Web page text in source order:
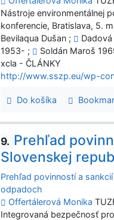
Nástroje environmentálnej
konferencie, Bratislava, 5.
Bevilaqua Dušan ;
Dadová
1953- ;
Soldán Maroš
xcla - ČLÁNKY
http://www.sszp.eu/wp-
Do košíka
9. Prehľad
Slovenskej
Prehľad povinností a
odpadoch
Offertálerová Monika
Integrovaná bezpečnosť